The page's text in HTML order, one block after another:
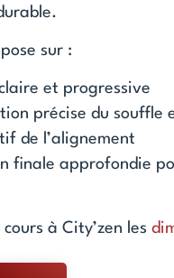
sur :
et progressive
précise du souffle
de l’alignement
finale approfondie
à City’zen les